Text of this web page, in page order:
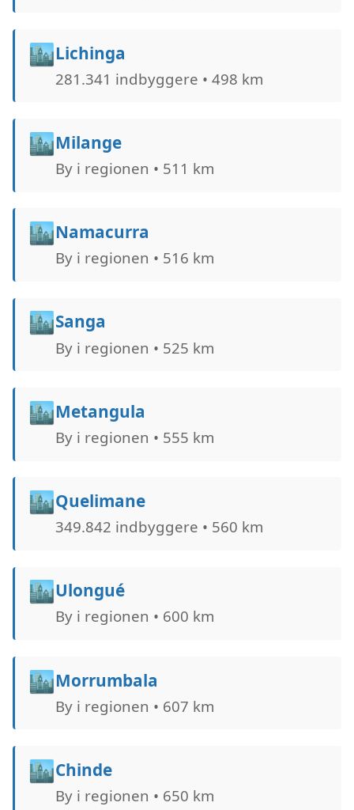
🏙️Lichinga
281.341 indbyggere • 498 km
🏙️Milange
By i regionen • 511 km
🏙️Namacurra
By i regionen • 516 km
🏙️Sanga
By i regionen • 525 km
🏙️Metangula
By i regionen • 555 km
🏙️Quelimane
349.842 indbyggere • 560 km
🏙️Ulongué
By i regionen • 600 km
🏙️Morrumbala
By i regionen • 607 km
🏙️Chinde
By i regionen • 650 km